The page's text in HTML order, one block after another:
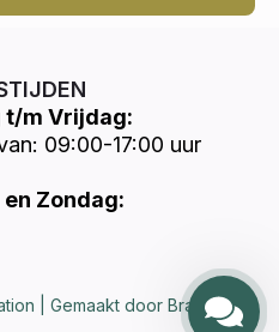
t/m Vrijdag:
09:00-17:00 uur
Zondag:
| Gemaakt door Brandways